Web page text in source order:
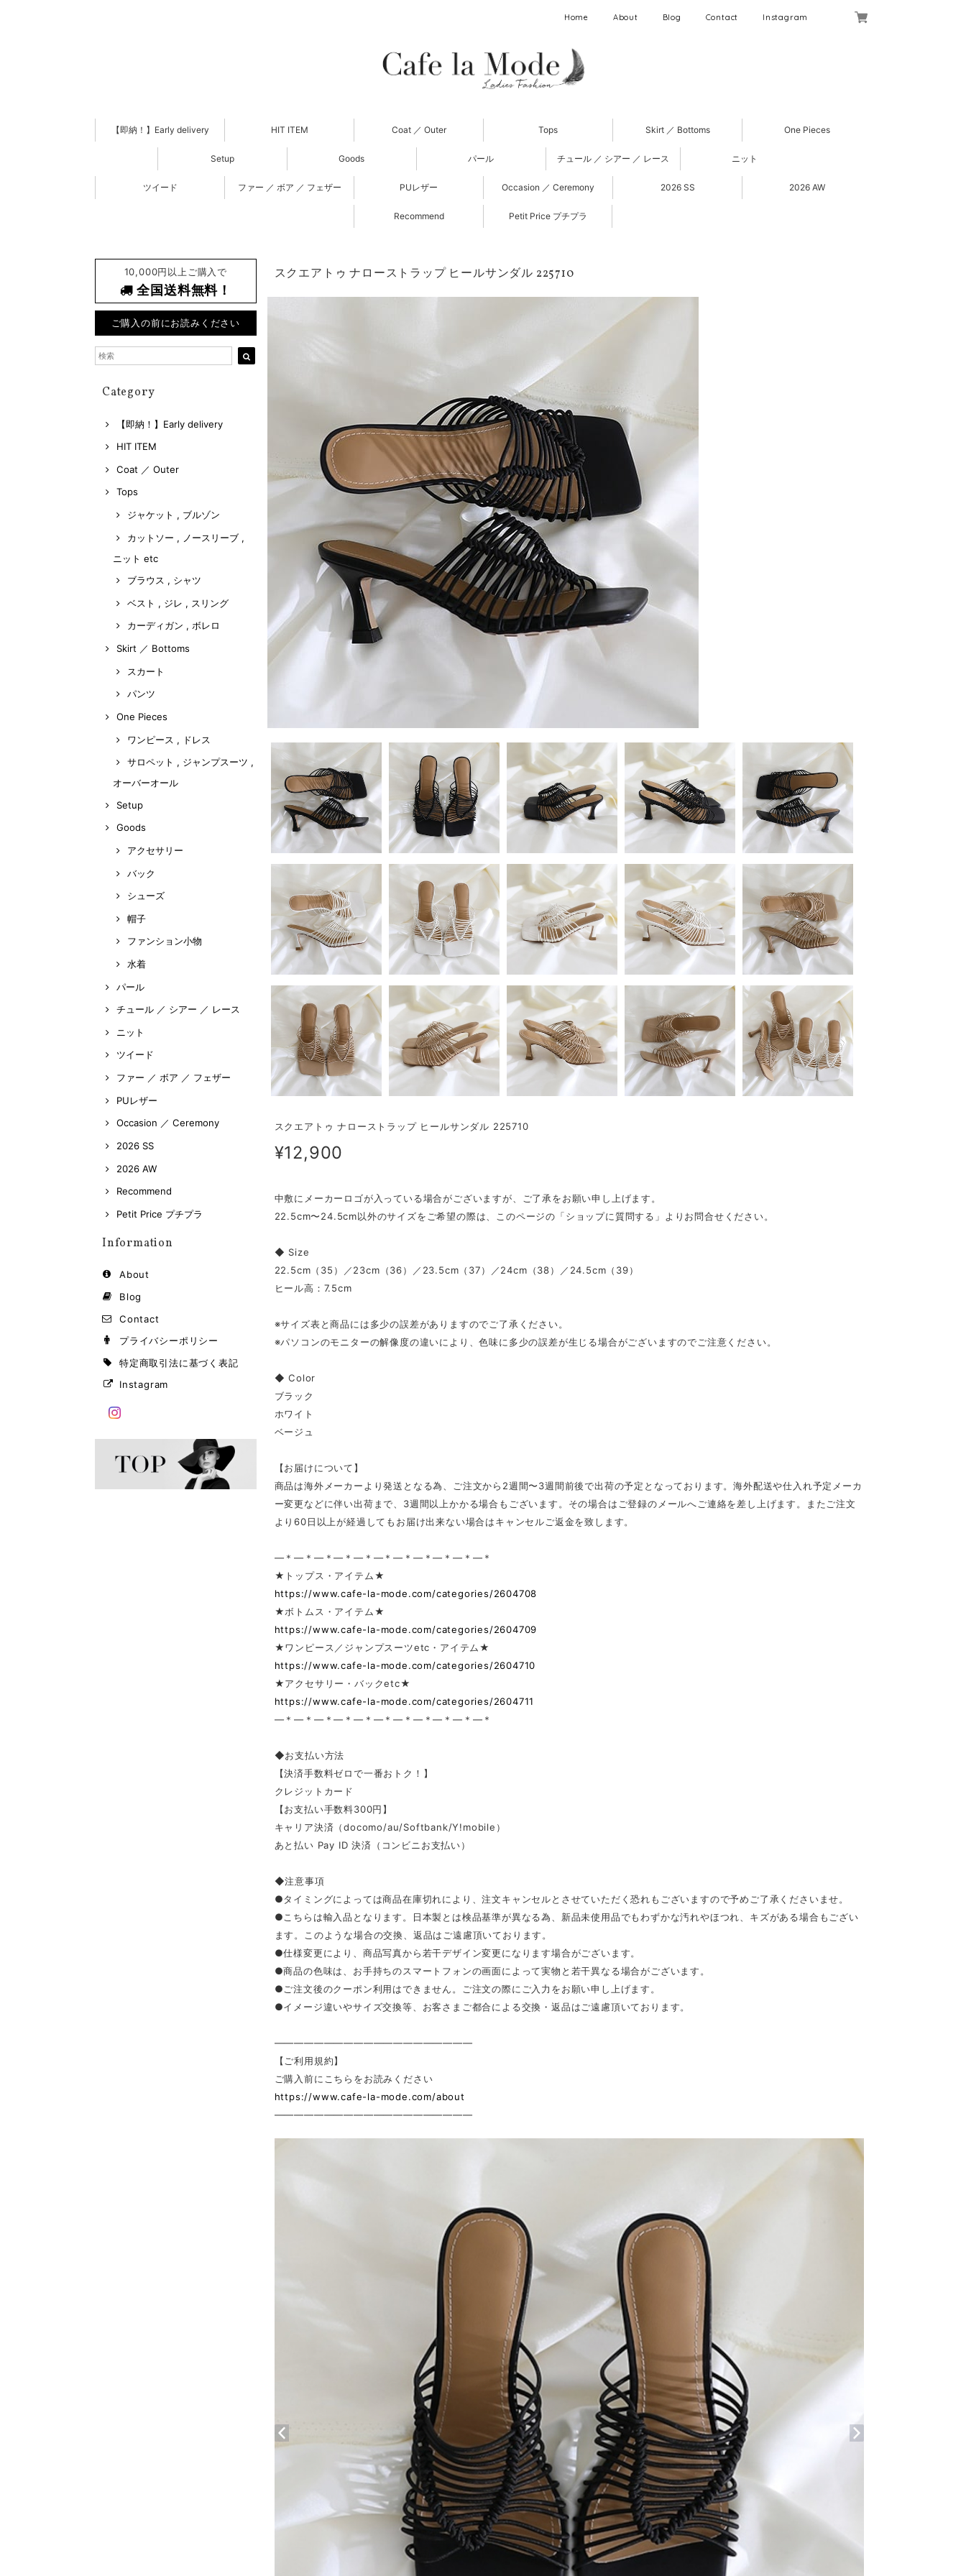
Home About Blog Contact Instagram
【即納！】Early delivery HIT ITEM Coat ／ Outer Tops Skirt ／ Bottoms One Pieces
Setup Goods パール チュール ／ シアー ／ レース ニット
ツイード ファー ／ ボア ／ フェザー PUレザー Occasion ／ Ceremony 2026 SS 2026 AW
Recommend Petit Price プチプラ
10,000円以上ご購入で
全国送料無料！
ご購入の前にお読みください
Category
【即納！】Early delivery
HIT ITEM
Coat ／ Outer
Tops
ジャケット , ブルゾン
カットソー , ノースリーブ ,
ニット etc
ブラウス , シャツ
ベスト , ジレ , スリング
カーディガン , ボレロ
Skirt ／ Bottoms
スカート
パンツ
One Pieces
ワンピース , ドレス
サロペット , ジャンプスーツ ,
オーバーオール
Setup
Goods
アクセサリー
バック
シューズ
帽子
ファンション小物
水着
パール
チュール ／ シアー ／ レース
ニット
ツイード
ファー ／ ボア ／ フェザー
PUレザー
Occasion ／ Ceremony
2026 SS
2026 AW
Recommend
Petit Price プチプラ
Information
About
Blog
Contact
プライバシーポリシー
特定商取引法に基づく表記
Instagram
スクエアトゥ ナローストラップ ヒールサンダル 225710
スクエアトゥ ナローストラップ ヒールサンダル 225710
¥12,900
中敷にメーカーロゴが入っている場合がございますが、ご了承をお願い申し上げます。
22.5cm〜24.5cm以外のサイズをご希望の際は、このページの「ショップに質問する」よりお問合せください。
◆ Size
22.5cm（35）／23cm（36）／23.5cm（37）／24cm（38）／24.5cm（39）
ヒール高：7.5cm
※サイズ表と商品には多少の誤差がありますのでご了承ください。
※パソコンのモニターの解像度の違いにより、色味に多少の誤差が生じる場合がございますのでご注意ください。
◆ Color
ブラック
ホワイト
ベージュ
【お届けについて】
商品は海外メーカーより発送となる為、ご注文から2週間〜3週間前後で出荷の予定となっております。海外配送や仕入れ予定メーカ
ー変更などに伴い出荷まで、3週間以上かかる場合もございます。その場合はご登録のメールへご連絡を差し上げます。またご注文
より60日以上が経過してもお届け出来ない場合はキャンセルご返金を致します。
—＊—＊—＊—＊—＊—＊—＊—＊—＊—＊—＊
★トップス・アイテム★
https://www.cafe-la-mode.com/categories/2604708
★ボトムス・アイテム★
https://www.cafe-la-mode.com/categories/2604709
★ワンピース／ジャンプスーツetc・アイテム★
https://www.cafe-la-mode.com/categories/2604710
★アクセサリー・バックetc★
https://www.cafe-la-mode.com/categories/2604711
—＊—＊—＊—＊—＊—＊—＊—＊—＊—＊—＊
◆お支払い方法
【決済手数料ゼロで一番おトク！】
クレジットカード
【お支払い手数料300円】
キャリア決済（docomo/au/Softbank/Y!mobile）
あと払い Pay ID 決済（コンビニお支払い）
◆注意事項
●タイミングによっては商品在庫切れにより、注文キャンセルとさせていただく恐れもございますので予めご了承くださいませ。
●こちらは輸入品となります。日本製とは検品基準が異なる為、新品未使用品でもわずかな汚れやほつれ、キズがある場合もござい
ます。このような場合の交換、返品はご遠慮頂いております。
●仕様変更により、商品写真から若干デザイン変更になります場合がございます。
●商品の色味は、お手持ちのスマートフォンの画面によって実物と若干異なる場合がございます。
●ご注文後のクーポン利用はできません。ご注文の際にご入力をお願い申し上げます。
●イメージ違いやサイズ交換等、お客さまご都合による交換・返品はご遠慮頂いております。
————————————————————
【ご利用規約】
ご購入前にこちらをお読みください
https://www.cafe-la-mode.com/about
————————————————————